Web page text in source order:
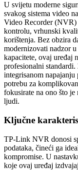
U svijetu moderne
svakog sistema video
Video Recorder (NVR)
kontrolu, vrhunski
korištenja. Bez obzira
modernizovati nadzor
kapacitete, ovaj uređaj
profesionalni
integrisanom
potrebu za
fokusirate na ono što
ljudi.
Ključne
TP-Link NVR donosi
podataka, čineći ga
kompromise. U
koje ovaj uređaj